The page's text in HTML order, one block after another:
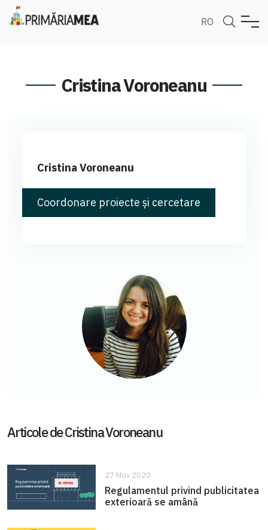
RO
Cristina Voroneanu
Cristina Voroneanu
Coordonare proiecte și cercetare
Articole de Cristina Voroneanu
27 Nov 2020
Regulamentul privind publicitatea
exterioară se amână